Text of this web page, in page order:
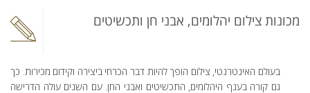
מכונות צילום יהלומים, אבני חן ותכשיטים
בעולם האינטרנטי, צילום הופך להיות דבר הכרחי ביצירה וקידום מכירות. כך
גם קורה בענף היהלומים, התכשיטים ואבני החן. עם השנים עולה הדרישה